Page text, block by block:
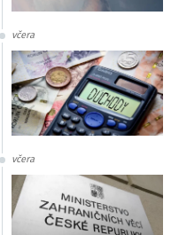
včera
včera